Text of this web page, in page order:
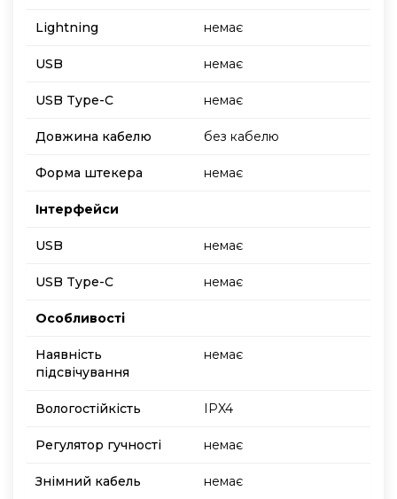
Lightning немає
USB немає
USB Type-C немає
Довжина кабелю без кабелю
Форма штекера немає
Інтерфейси
USB немає
USB Type-C немає
Особливості
Наявність
підсвічування
немає
Вологостійкість IPX4
Регулятор гучності немає
Знімний кабель немає